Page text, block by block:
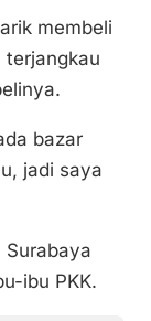
membeli
terjangkau
bazar
jadi saya
Surabaya
ibu PKK.